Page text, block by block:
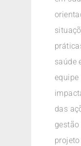
saúde
das